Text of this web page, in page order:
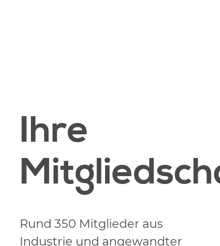
Ihre
Rund 350 Mitglieder aus
Industrie und angewandter